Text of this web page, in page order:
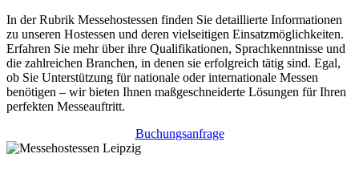
In der Rubrik Messehostessen finden Sie detaillierte Informationen
zu unseren Hostessen und deren vielseitigen Einsatzmöglichkeiten.
Erfahren Sie mehr über ihre Qualifikationen, Sprachkenntnisse und
die zahlreichen Branchen, in denen sie erfolgreich tätig sind. Egal,
ob Sie Unterstützung für nationale oder internationale Messen
benötigen – wir bieten Ihnen maßgeschneiderte Lösungen für Ihren
perfekten Messeauftritt.
Buchungsanfrage